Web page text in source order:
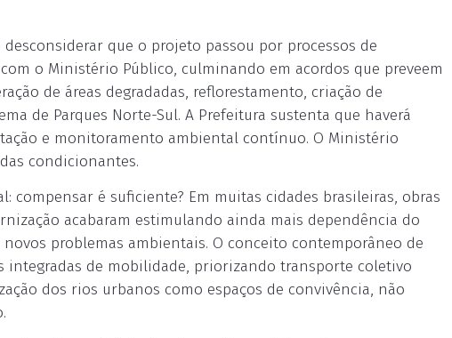
que o projeto passou por processos de
o Ministério Público, culminando em acordos que preveem
de áreas degradadas, reflorestamento, criação de
de Parques Norte-Sul. A Prefeitura sustenta que haverá
e monitoramento ambiental contínuo. O Ministério
condicionantes.
compensar é suficiente? Em muitas cidades brasileiras, obras
acabaram estimulando ainda mais dependência do
problemas ambientais. O conceito contemporâneo de
integradas de mobilidade, priorizando transporte coletivo
dos rios urbanos como espaços de convivência, não